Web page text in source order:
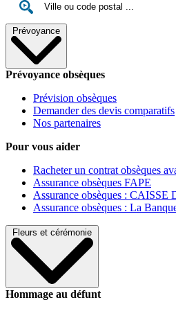
Prévoyance
Prévoyance obsèques
Prévision obsèques
Demander des devis comparatifs
Nos partenaires
Pour vous aider
Racheter un contrat obsèques
Assurance obsèques FAPE
Assurance obsèques : CAISSE
Assurance obsèques : La
Fleurs et cérémonie
Hommage au défunt